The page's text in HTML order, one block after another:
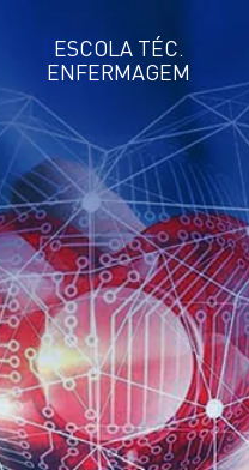
ESCOLA TÉC.
ENFERMAGEM